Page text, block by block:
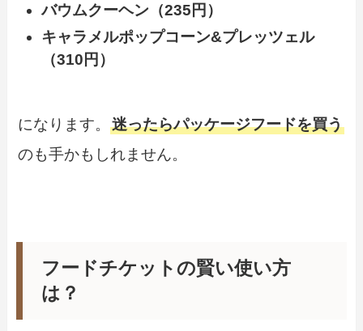
バウムクーヘン（235円）
キャラメルポップコーン&プレッツェル
（310円）
になります。迷ったらパッケージフードを買う
のも手かもしれません。
フードチケットの賢い使い方
は？